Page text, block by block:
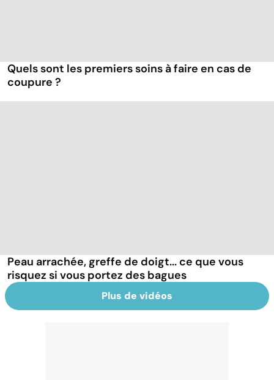
Quels sont les premiers soins à faire en cas de
coupure ?
Peau arrachée, greffe de doigt... ce que vous
risquez si vous portez des bagues
Plus de vidéos